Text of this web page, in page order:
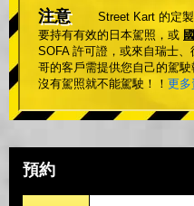
注意
Street Kart 的定
要持有有效的日本駕照，或
SOFA 許可證，或來自瑞士
哥的客戶需提供您自己的駕
沒有駕照就不能駕駛！！ 更多
預約